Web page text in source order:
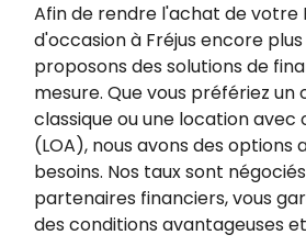
Afin de rendre l'achat de votre
d'occasion à Fréjus encore
proposons des solutions de
mesure. Que vous préfériez un
classique ou une location
(LOA), nous avons des options
besoins. Nos taux sont
partenaires financiers, vous
des conditions avantageuses